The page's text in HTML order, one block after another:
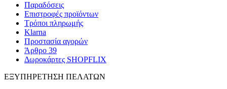
Παραδόσεις
Επιστροφές προϊόντων
Τρόποι πληρωμής
Klarna
Προστασία αγορών
Άρθρο 39
Δωροκάρτες SHOPFLIX
ΕΞΥΠΗΡΕΤΗΣΗ ΠΕΛΑΤΩΝ